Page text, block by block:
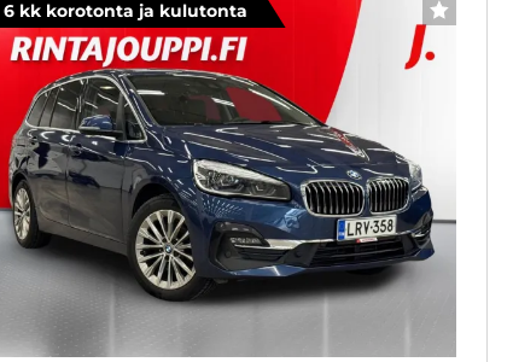
6 kk korotonta ja kulutonta SUOSIKKI